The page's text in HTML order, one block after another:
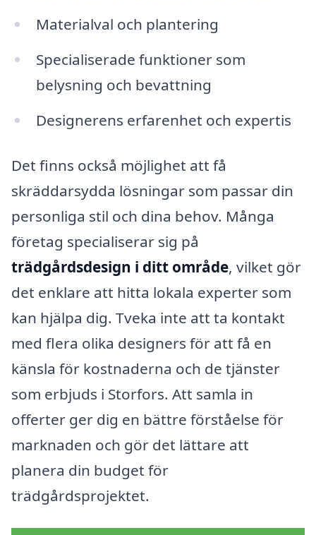
Materialval och plantering
Specialiserade funktioner som
belysning och bevattning
Designerens erfarenhet och expertis
Det finns också möjlighet att få
skräddarsydda lösningar som passar din
personliga stil och dina behov. Många
företag specialiserar sig på
trädgårdsdesign i ditt område, vilket gör
det enklare att hitta lokala experter som
kan hjälpa dig. Tveka inte att ta kontakt
med flera olika designers för att få en
känsla för kostnaderna och de tjänster
som erbjuds i Storfors. Att samla in
offerter ger dig en bättre förståelse för
marknaden och gör det lättare att
planera din budget för
trädgårdsprojektet.